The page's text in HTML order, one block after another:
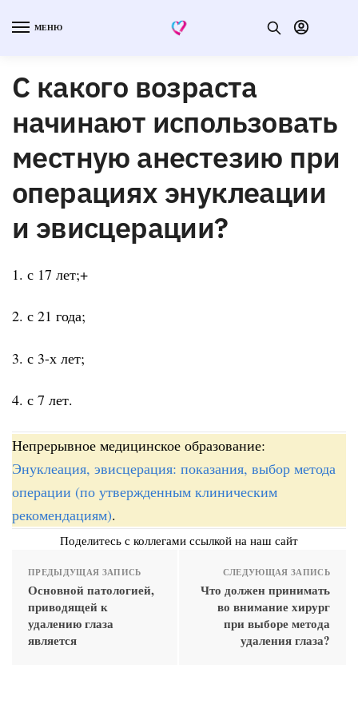
МЕНЮ
С какого возраста
начинают использовать
местную анестезию при
операциях энуклеации
и эвисцерации?
1. с 17 лет;+
2. с 21 года;
3. с 3-х лет;
4. с 7 лет.
Непрерывное медицинское образование:
Энуклеация, эвисцерация: показания, выбор метода
операции (по утвержденным клиническим
рекомендациям).
Поделитесь с коллегами ссылкой на наш сайт
ПРЕДЫДУЩАЯ ЗАПИСЬ
Основной патологией,
приводящей к
удалению глаза
является
СЛЕДУЮЩАЯ ЗАПИСЬ
Что должен принимать
во внимание хирург
при выборе метода
удаления глаза?